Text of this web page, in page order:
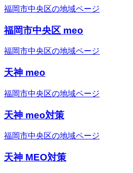
福岡市中央区の地域ページ
福岡市中央区 meo
福岡市中央区の地域ページ
天神 meo
福岡市中央区の地域ページ
天神 meo対策
福岡市中央区の地域ページ
天神 MEO対策